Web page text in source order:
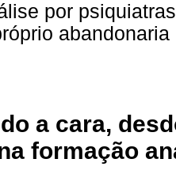
por
a cara,
formação